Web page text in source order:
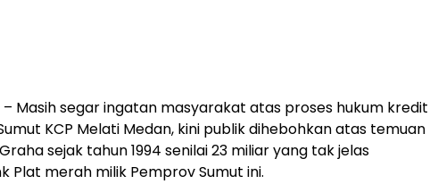
– Masih segar ingatan masyarakat atas proses hukum kredit
KCP Melati Medan, kini publik dihebohkan atas temuan
sejak tahun 1994 senilai 23 miliar yang tak jelas
Plat merah milik Pemprov Sumut ini.